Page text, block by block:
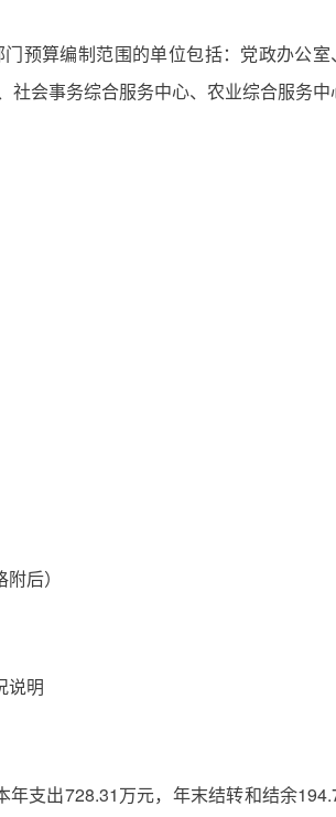
预算编制范围的单位包括：党政办公
会事务综合服务中心、农业综合服务
后）
说明
年支出728.31万元，年末结转和结余